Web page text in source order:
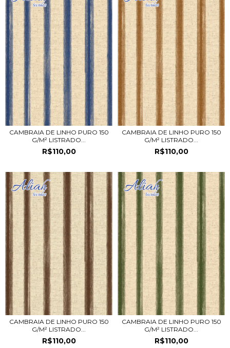
CAMBRAIA DE LINHO PURO 150
G/M² LISTRADO...
R$110,00
CAMBRAIA DE LINHO PURO 150
G/M² LISTRADO...
R$110,00
CAMBRAIA DE LINHO PURO 150
G/M² LISTRADO...
R$110,00
CAMBRAIA DE LINHO PURO 150
G/M² LISTRADO...
R$110,00